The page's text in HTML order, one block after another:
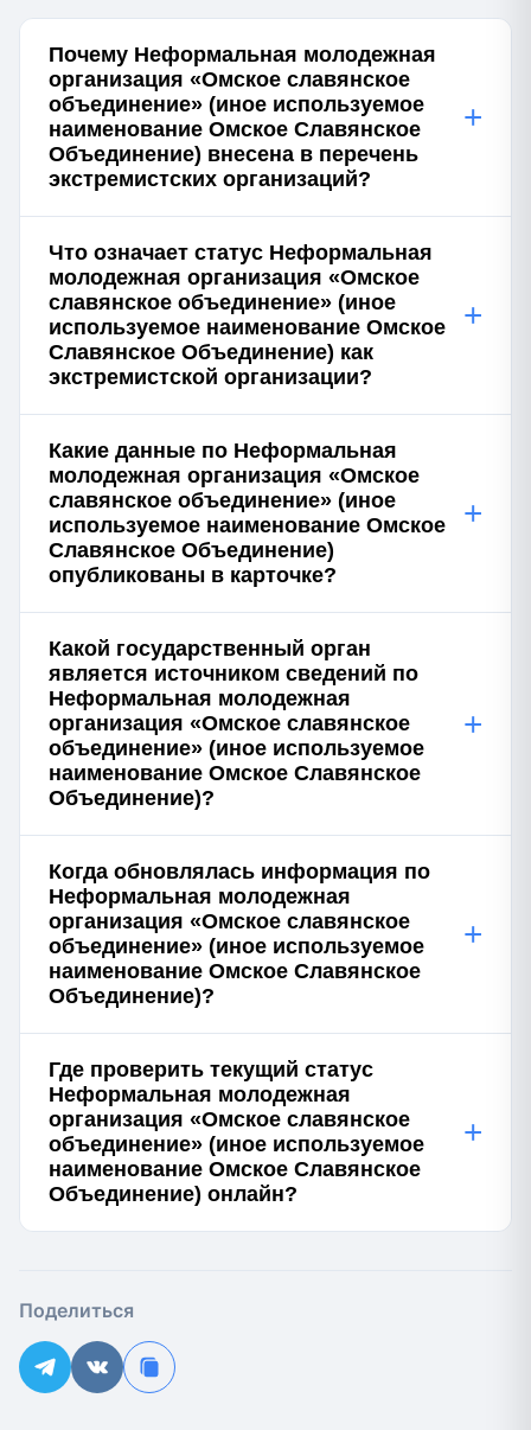
Почему Неформальная молодежная
организация «Омское славянское
объединение» (иное используемое
наименование Омское Славянское
Объединение) внесена в перечень
экстремистских организаций?
+
Что означает статус Неформальная
молодежная организация «Омское
славянское объединение» (иное
используемое наименование Омское
Славянское Объединение) как
экстремистской организации?
+
Какие данные по Неформальная
молодежная организация «Омское
славянское объединение» (иное
используемое наименование Омское
Славянское Объединение)
опубликованы в карточке?
+
Какой государственный орган
является источником сведений по
Неформальная молодежная
организация «Омское славянское
объединение» (иное используемое
наименование Омское Славянское
Объединение)?
+
Когда обновлялась информация по
Неформальная молодежная
организация «Омское славянское
объединение» (иное используемое
наименование Омское Славянское
Объединение)?
+
Где проверить текущий статус
Неформальная молодежная
организация «Омское славянское
объединение» (иное используемое
наименование Омское Славянское
Объединение) онлайн?
+
Поделиться